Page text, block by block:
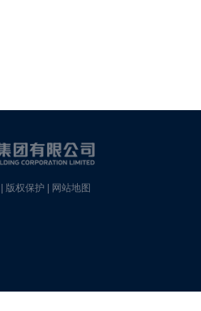
版权保护 网站地图